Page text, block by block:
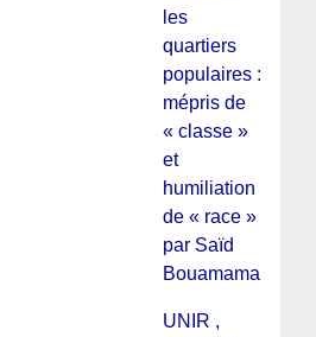
les
quartiers
populaires :
mépris de
« classe »
et
humiliation
de « race »
par Saïd
Bouamama.
UNIR ,